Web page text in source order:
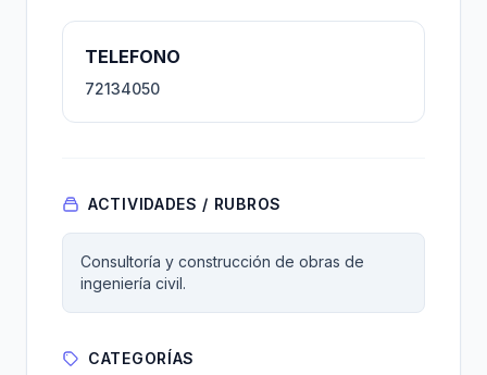
TELEFONO
72134050
ACTIVIDADES / RUBROS
Consultoría y construcción de obras de
ingeniería civil.
CATEGORÍAS